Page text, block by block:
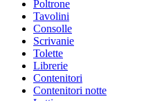
Poltrone
Tavolini
Consolle
Scrivanie
Tolette
Librerie
Contenitori
Contenitori notte